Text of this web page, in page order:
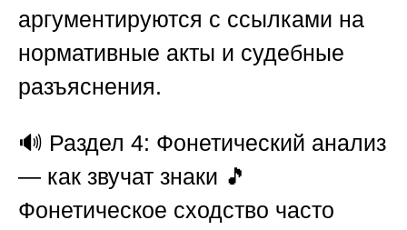
аргументируются с ссылками на
нормативные акты и судебные
разъяснения.
🔊 Раздел 4: Фонетический анализ
— как звучат знаки 🎵
Фонетическое сходство часто